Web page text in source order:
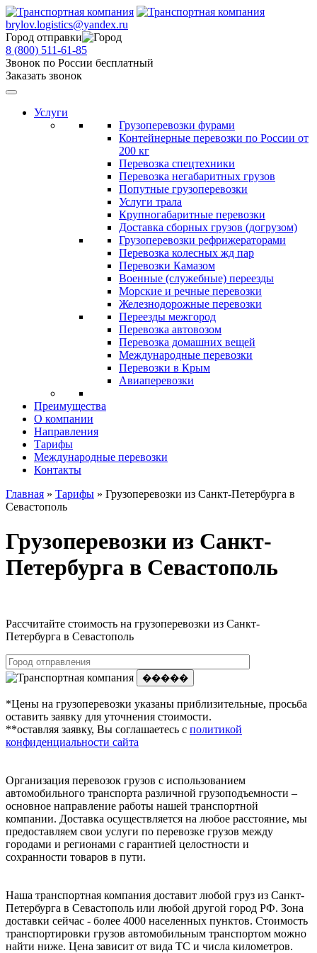
brylov.logistics@yandex.ru
Город отправки
8 (800) 511-61-85
Звонок по России бесплатный
Заказать звонок
Услуги
Грузоперевозки фурами
Контейнерные перевозки по России от
200 кг
Перевозка спецтехники
Перевозка негабаритных грузов
Попутные грузоперевозки
Услуги трала
Крупногабаритные перевозки
Доставка сборных грузов (догрузом)
Грузоперевозки рефрижераторами
Перевозка колесных жд пар
Перевозки Камазом
Военные (служебные) переезды
Морские и речные перевозки
Железнодорожные перевозки
Переезды межгород
Перевозка автовозом
Перевозка домашних вещей
Международные перевозки
Перевозки в Крым
Авиаперевозки
Преимущества
О компании
Направления
Тарифы
Международные перевозки
Контакты
Главная » Тарифы » Грузоперевозки из Санкт-Петербурга в
Севастополь
Грузоперевозки из Санкт-
Петербурга в Севастополь
Рассчитайте стоимость на грузоперевозки из Санкт-
Петербурга в Севастополь
�����
*Цены на грузоперевозки указаны приблизительные, просьба
оставить заявку для уточнения стоимости.
**оставляя заявку, Вы соглашаетесь с политикой
конфиденциальности сайта
Организация перевозок грузов с использованием
автомобильного транспорта различной грузоподъемности –
основное направление работы нашей транспортной
компании. Доставка осуществляется на любое расстояние, мы
предоставляем свои услуги по перевозке грузов между
городами и регионами с гарантией целостности и
сохранности товаров в пути.
Наша транспортная компания доставит любой груз из Санкт-
Петербурга в Севастополь или любой другой город РФ. Зона
доставки сейчас - более 4000 населенных пунктов. Стоимость
транспортировки грузов автомобильным транспортом можно
найти ниже. Цена зависит от вида ТС и числа километров.